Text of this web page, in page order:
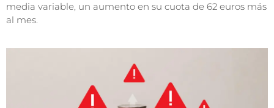
media variable, un aumento en su cuota de 62 euros más
al mes.